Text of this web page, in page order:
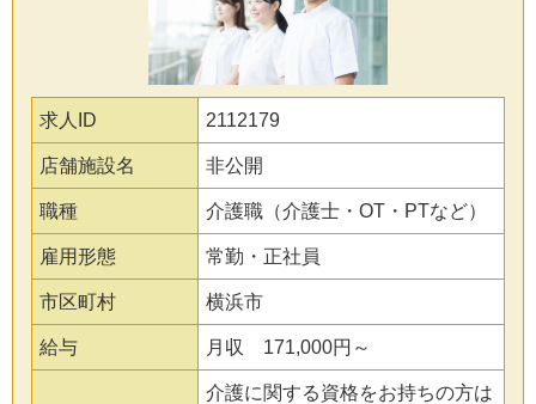
求人ID 2112179
店舗施設名 非公開
職種 介護職（介護士・OT・PTなど）
雇用形態 常勤・正社員
市区町村 横浜市
給与 月収 171,000円～
介護に関する資格をお持ちの方は